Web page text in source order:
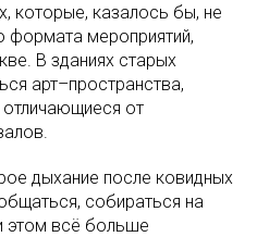
которые, казалось бы, не
формата мероприятий,
В зданиях старых
арт–пространства,
от
дыхание после ковидных
собираться на
этом всё больше